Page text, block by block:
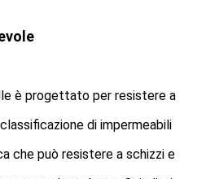
in pelle
inossidabile
è progettato per resistere a
di impermeabili
che può resistere a schizzi e